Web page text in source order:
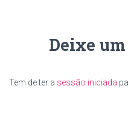
Deixe
Tem de ter a sessão iniciada